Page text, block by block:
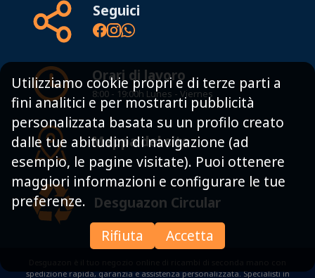
Seguici
Orari di lavoro
8:00 - 19:00h Lunes - Viernes
Mappa del sito
Desguazon Circular
spedizione rapida, garanzia e assistenza personalizzata. Specialisti in
Utilizziamo cookie propri e di terze parti a
fini analitici e per mostrarti pubblicità
personalizzata basata su un profilo creato
dalle tue abitudini di navigazione (ad
esempio, le pagine visitate). Puoi ottenere
maggiori informazioni e configurare le tue
preferenze.
Rifiuta
Accetta